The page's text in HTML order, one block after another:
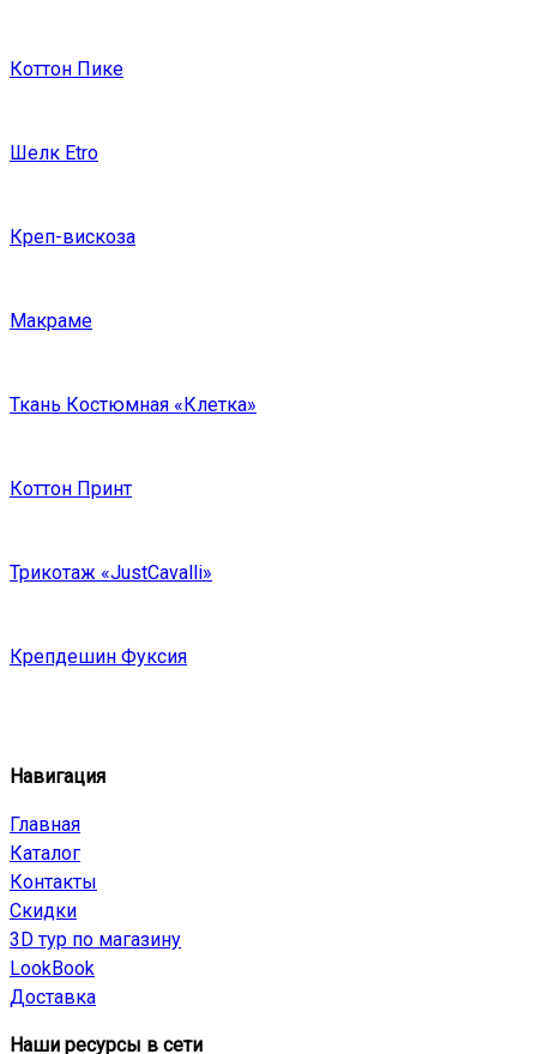
Коттон Пике
Шелк Etro
Креп-вискоза
Макраме
Ткань Костюмная «Клетка»
Коттон Принт
Трикотаж «JustCavalli»
Крепдешин Фуксия
Навигация
Главная
Каталог
Контакты
Скидки
3D тур по магазину
LookBook
Доставка
Наши ресурсы в сети